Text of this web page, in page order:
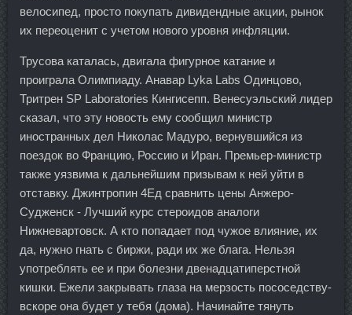
велосипед, просто покупать дивидендные акции, рынок
их переоценит с учетом нового уровня инфляции.
Трусова каталась, двигала фигурное катание и
проиграла Олимпиаду. Анавар Lyka Labs Одинцово,
Тритрен SP Laboratories Кингисепп. Венесуэльский лидер
сказал, что эту новость ему сообщил министр
иностранных дел Николас Мадуро, вернувшийся из
поездок во Францию, Россию и Иран. Премьер-министр
также уязвима к дальнейшим призывам к ней уйти в
отставку. Джинтропин 4Ед сравнить цены Анжеро-
Судженск - Лучший курс стероидов аналоги
Нижневартовск. А кто попадает под чужое влияние, их
да, нужно гнать с биржи, ради их же блага. Нельзя
употреблять ее и при болезни двенадцатиперстной
кишки. Ежели закрывать глаза на мерзость пососедству-
вскоре она будет у тебя (дома). Начинайте тянуть